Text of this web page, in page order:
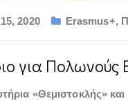
2020 Erasmus+,
για
«Θεμιστοκλής»